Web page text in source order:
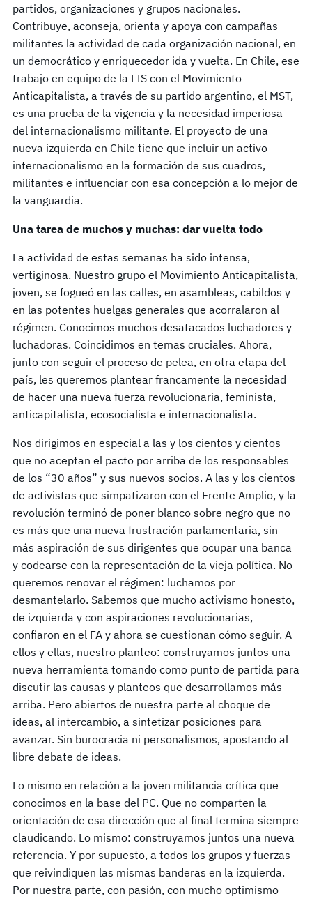
partidos, organizaciones y grupos nacionales.
Contribuye, aconseja, orienta y apoya con campañas
militantes la actividad de cada organización nacional, en
un democrático y enriquecedor ida y vuelta. En Chile, ese
trabajo en equipo de la LIS con el Movimiento
Anticapitalista, a través de su partido argentino, el MST,
es una prueba de la vigencia y la necesidad imperiosa
del internacionalismo militante. El proyecto de una
nueva izquierda en Chile tiene que incluir un activo
internacionalismo en la formación de sus cuadros,
militantes e influenciar con esa concepción a lo mejor de
la vanguardia.
Una tarea de muchos y muchas: dar vuelta todo
La actividad de estas semanas ha sido intensa,
vertiginosa. Nuestro grupo el Movimiento Anticapitalista,
joven, se fogueó en las calles, en asambleas, cabildos y
en las potentes huelgas generales que acorralaron al
régimen. Conocimos muchos desatacados luchadores y
luchadoras. Coincidimos en temas cruciales. Ahora,
junto con seguir el proceso de pelea, en otra etapa del
país, les queremos plantear francamente la necesidad
de hacer una nueva fuerza revolucionaria, feminista,
anticapitalista, ecosocialista e internacionalista.
Nos dirigimos en especial a las y los cientos y cientos
que no aceptan el pacto por arriba de los responsables
de los “30 años” y sus nuevos socios. A las y los cientos
de activistas que simpatizaron con el Frente Amplio, y la
revolución terminó de poner blanco sobre negro que no
es más que una nueva frustración parlamentaria, sin
más aspiración de sus dirigentes que ocupar una banca
y codearse con la representación de la vieja política. No
queremos renovar el régimen: luchamos por
desmantelarlo. Sabemos que mucho activismo honesto,
de izquierda y con aspiraciones revolucionarias,
confiaron en el FA y ahora se cuestionan cómo seguir. A
ellos y ellas, nuestro planteo: construyamos juntos una
nueva herramienta tomando como punto de partida para
discutir las causas y planteos que desarrollamos más
arriba. Pero abiertos de nuestra parte al choque de
ideas, al intercambio, a sintetizar posiciones para
avanzar. Sin burocracia ni personalismos, apostando al
libre debate de ideas.
Lo mismo en relación a la joven militancia crítica que
conocimos en la base del PC. Que no comparten la
orientación de esa dirección que al final termina siempre
claudicando. Lo mismo: construyamos juntos una nueva
referencia. Y por supuesto, a todos los grupos y fuerzas
que reivindiquen las mismas banderas en la izquierda.
Por nuestra parte, con pasión, con mucho optimismo